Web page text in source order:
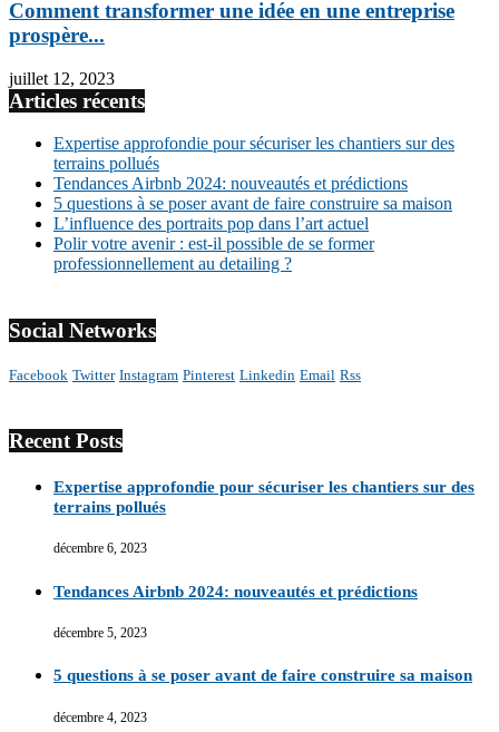
Comment transformer une idée en une entreprise
prospère...
juillet 12, 2023
Articles récents
Expertise approfondie pour sécuriser les chantiers sur des
terrains pollués
Tendances Airbnb 2024: nouveautés et prédictions
5 questions à se poser avant de faire construire sa maison
L’influence des portraits pop dans l’art actuel
Polir votre avenir : est-il possible de se former
professionnellement au detailing ?
Social Networks
Facebook Twitter Instagram Pinterest Linkedin Email Rss
Recent Posts
Expertise approfondie pour sécuriser les chantiers sur des
terrains pollués
décembre 6, 2023
Tendances Airbnb 2024: nouveautés et prédictions
décembre 5, 2023
5 questions à se poser avant de faire construire sa maison
décembre 4, 2023